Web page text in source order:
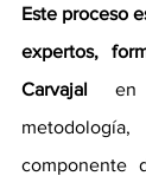
Este proceso
expertos,
Carvajal
en
componente